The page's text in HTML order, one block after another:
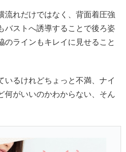
流れだけではなく、背面着圧強
バストへ誘導することで後ろ姿
のラインもキレイに見せること
いるけれどちょっと不満、ナイ
何がいいのかわからない、そん